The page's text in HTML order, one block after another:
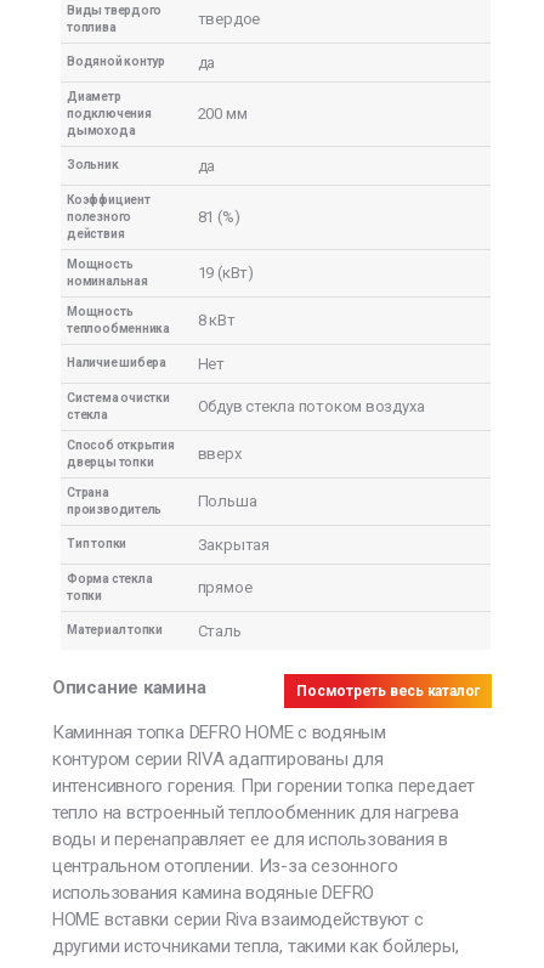
Виды твердого
топлива
твердое
Водяной контур да
Диаметр
подключения
дымохода
200 мм
Зольник да
Коэффициент
полезного
действия
81 (%)
Мощность
номинальная
19 (кВт)
Мощность
теплообменника
8 кВт
Наличие шибера Нет
Система очистки
стекла
Обдув стекла потоком воздуха
Способ открытия
дверцы топки
вверх
Страна
производитель
Польша
Тип топки Закрытая
Форма стекла
топки
прямое
Материал топки Сталь
Описание камина Посмотреть весь каталог
Каминная топкаDEFRO HOME с водяным
контуром серии RIVA адаптированы для
интенсивного горения. При горении топка передает
тепло на встроенный теплообменник для нагрева
воды и перенаправляет ее для использования в
центральном отоплении. Из-за сезонного
использования каминаводяные DEFRO
HOME вставки серии Riva взаимодействуют с
другими источниками тепла, такими как бойлеры,